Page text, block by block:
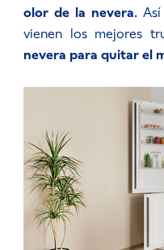
olor de la nevera.
vienen los mejores
nevera para quitar el